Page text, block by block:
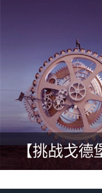
【挑战戈德